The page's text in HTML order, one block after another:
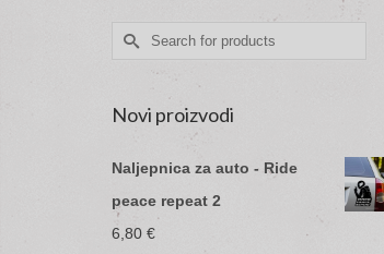
Search
for:
Novi proizvodi
Naljepnica za auto - Ride
peace repeat 2
6,80 €